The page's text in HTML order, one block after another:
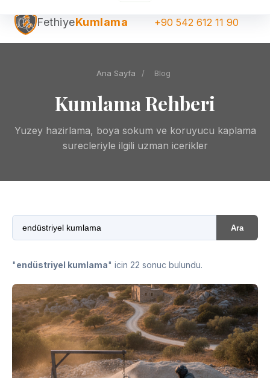
FethiyeKumlama +90 542 612 11 90
Ana Sayfa / Blog
Kumlama Rehberi
Yuzey hazirlama, boya sokum ve koruyucu kaplama
surecleriyle ilgili uzman icerikler
Ara
"endüstriyel kumlama" icin 22 sonuc bulundu.